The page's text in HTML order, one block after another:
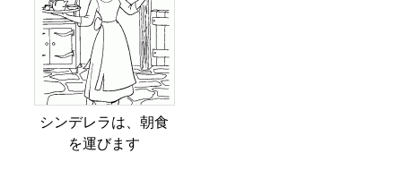
シンデレラは、朝食
を運びます